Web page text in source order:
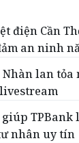
điện Cần
an ninh
Nhàn lan
giúp
nhân uy tín